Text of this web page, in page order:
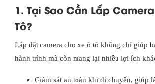
1. Tại Sao Cần Lắp
Tô?
Lắp đặt camera cho xe ô tô không chỉ giúp
hành trình mà còn mang lại nhiều lợi ích
Giám sát an toàn khi di chuyển, giúp